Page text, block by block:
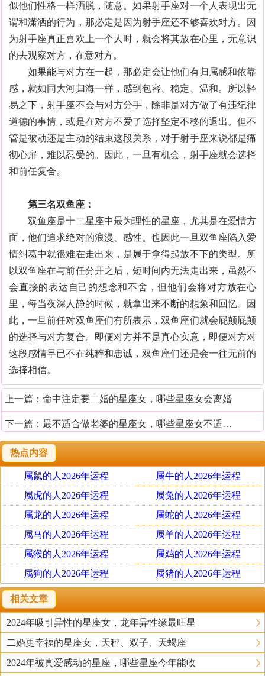
似他们性格一样洒脱，随意。如果射手座对一个人表现出无
谓和潇洒的行为，那必定是因为射手座还不够喜欢对方。因
为射手座真正喜欢上一个人时，就会将其放在心里，无意识
的去观察对方，在意对方。
如果能与对方在一起，那必定会让他们有归属感和依靠
感，就如同大河归海一样，感到包容、稳定、温和。所以轻
易之下，射手座不会与对方分手，除非是对方做了有违纪律
道德的事情，或是在对方不爱了选择坚定不移的退出。但不
管是被动还是主动的结束这段关系，对于射手座来说都是痛
彻心扉，难以忍受的。因此，一旦有机会，射手座就会选择
和前任复合。
第三名双鱼座：
双鱼座是十二星座中最为理性的星座，尤其是在爱情方
面，他们追求绝对的浪漫、感性。也因此一旦双鱼座陷入爱
情纠葛中就很难在走出来，是属于拿得起放不下的类型。所
以双鱼座在与前任分开之后，短时间内无法走出来，虽然不
会直接的表达自己的想念和不舍，但他们会将对方放在心
里，每当夜深人静的时候，就拿出来不断的想象和回忆。因
此，一旦前任对双鱼座们有所表示，双鱼座们就会屁颠屁颠
的选择与对方复合。即便对方并不是真心实意，即便对方对
这段感情早已不在纯粹和忠诚，双鱼座们还是会一往无前的
选择相信。
上一篇： 命中注定要二婚的星座女，哪些星座女会离婚
下一篇： 最不适合做老婆的星座女，哪些星座女不适合娶回家
热点内容
属鼠的人2026年运程
属牛的人2026年运程
属虎的人2026年运程
属兔的人2026年运程
属龙的人2026年运程
属蛇的人2026年运程
属马的人2026年运程
属羊的人2026年运程
属猴的人2026年运程
属鸡的人2026年运程
属狗的人2026年运程
属猪的人2026年运程
相关文章
2024年吸引异性的星座女，龙年异性缘最旺星
二婚更幸福的星座女，天秤、双子、天蝎座
2024年被真爱感动的星座，哪些星座今年能收